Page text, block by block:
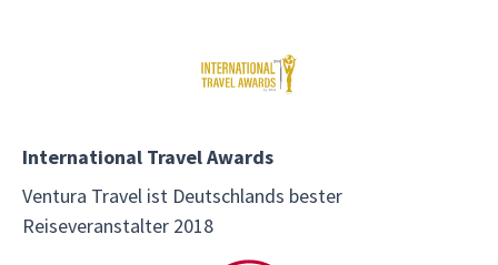
International Travel Awards
Ventura Travel ist Deutschlands bester
Reiseveranstalter 2018